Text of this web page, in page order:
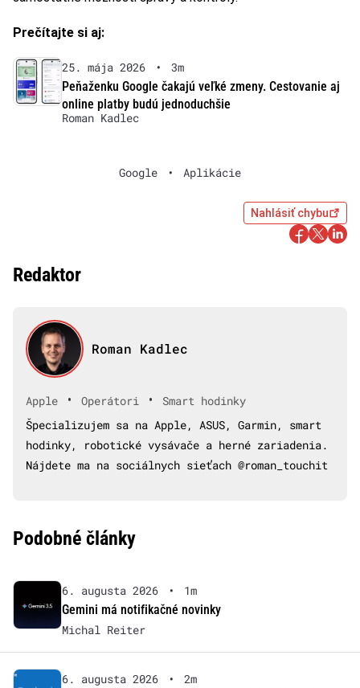
Prečítajte si aj:
25. mája 2026 •
3m
Peňaženku Google čakajú veľké zmeny. Cestovanie aj
online platby budú jednoduchšie
Roman Kadlec
Google • Aplikácie
Nahlásiť chybu
Redaktor
Roman Kadlec
Apple • Operátori •
Smart hodinky
Špecializujem sa na Apple, ASUS, Garmin, smart
hodinky, robotické vysávače a herné zariadenia.
Nájdete ma na sociálnych sieťach @roman_touchit
Podobné články
6. augusta 2026 •
1m
Gemini má notifikačné novinky
Michal Reiter
6. augusta 2026 •
2m